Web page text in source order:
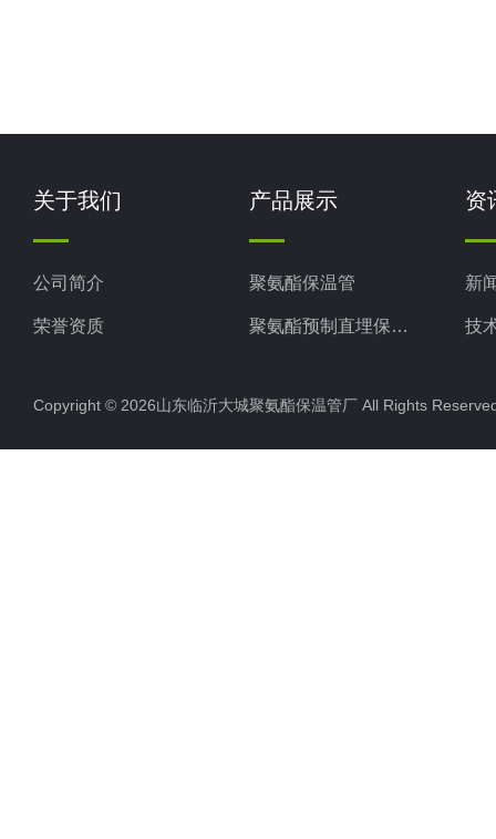
关于我们
公司简介
荣誉资质
产品展示
聚氨酯保温管
聚氨酯预制直埋保温管
聚氨酯发泡保温管
资
新
技
Copyright © 2026山东临沂大城聚氨酯保温管厂 All Rights